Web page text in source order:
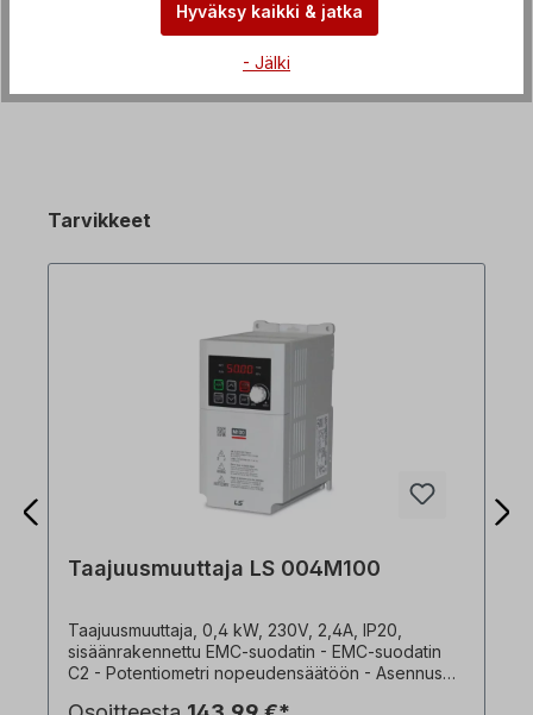
Tarvikkeet
Taajuusmuuttaja LS 004M100
Taajuusmuuttaja, 0,4 kW, 230V, 2,4A, IP20,
sisäänrakennettu EMC-suodatin - EMC-suodatin
C2 - Potentiometri nopeudensäätöön - Asennus
Hyväksy kaikki & jatka
- Jälki